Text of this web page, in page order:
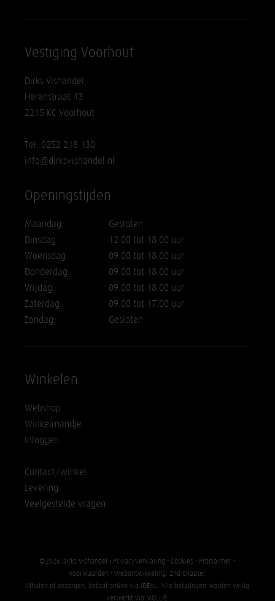
Vestiging Voorhout
Dirks Vishandel
Herenstraat 43
2215 KC Voorhout
Tel. 0252 218 130
info@dirksvishandel.nl
Openingstijden
Maandag:
Gesloten
Dinsdag:
12.00 tot 18.00 uur
Woensdag:
09.00 tot 18.00 uur
Donderdag:
09.00 tot 18.00 uur
Vrijdag:
09.00 tot 18.00 uur
Zaterdag:
09.00 tot 17.00 uur
Zondag:
Gesloten
Winkelen
Webshop
Winkelmandje
Inloggen
Contact/winkel
Levering
Veelgestelde vragen
©2026 Dirks Vishandel • Privacyverklaring • Cookies • Proclaimer •
Voorwaarden • Webontwikkeling: 2nd Chapter
Afhalen of bezorgen, betaal online via iDEAL. Alle betalingen worden veilig
verwerkt via MOLLIE.